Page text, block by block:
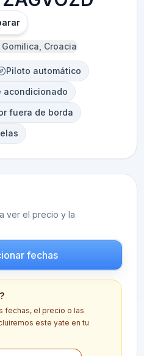
Croacia
Piloto automático
acondicionado
fuera de borda
ver el precio y la
fechas
fechas, el precio o las
este yate en tu